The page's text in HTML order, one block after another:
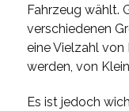
Fahrzeug wählt.
verschiedenen
eine Vielzahl
werden, von
Es ist jedoch